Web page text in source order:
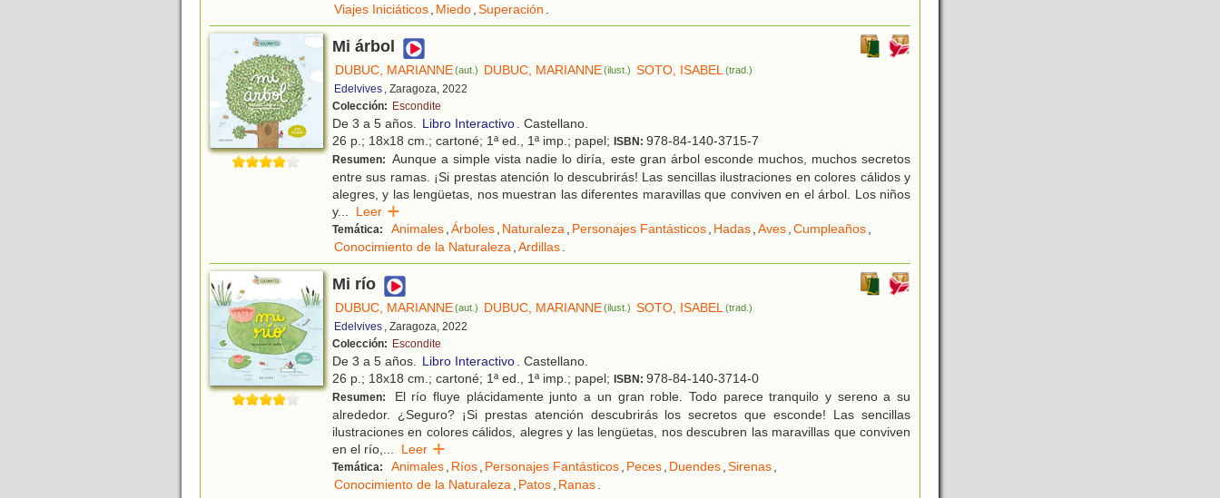
Viajes Iniciáticos, Miedo,Superación .
Mi árbol
DUBUC, MARIANNE(aut.) DUBUC, MARIANNE(ilust.) SOTO, ISABEL (trad.)
Edelvives , Zaragoza, 2022
Colección: Escondite
De 3 a 5 años. Libro Interactivo. Castellano.
26 p.; 18x18 cm.; cartoné; 1ª ed., 1ª imp.; papel; ISBN: 978-84-140-3715-7
Resumen: Aunque a simple vista nadie lo diría, este gran árbol esconde muchos, muchos secretos
entre sus ramas. ¡Si prestas atención lo descubrirás! Las sencillas ilustraciones en colores cálidos y
alegres, y las lengüetas, nos muestran las diferentes maravillas que conviven en el árbol. Los niños
y... Leer
Temática: Animales,Árboles, Naturaleza, Personajes Fantásticos, Hadas,Aves,Cumpleaños,
Conocimiento de la Naturaleza,Ardillas.
Mi río
DUBUC, MARIANNE(aut.) DUBUC, MARIANNE(ilust.) SOTO, ISABEL (trad.)
Edelvives , Zaragoza, 2022
Colección: Escondite
De 3 a 5 años. Libro Interactivo. Castellano.
26 p.; 18x18 cm.; cartoné; 1ª ed., 1ª imp.; papel; ISBN: 978-84-140-3714-0
Resumen:
El río fluye plácidamente junto a un gran roble. Todo parece tranquilo y sereno a su
alrededor. ¿Seguro? ¡Si prestas atención descubrirás los secretos que esconde! Las sencillas
ilustraciones en colores cálidos, alegres y las lengüetas, nos descubren las maravillas que conviven
en el río,... Leer
Temática: Animales, Ríos, Personajes Fantásticos, Peces, Duendes,Sirenas,
Conocimiento de la Naturaleza, Patos, Ranas.